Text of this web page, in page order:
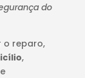
do
o reparo,
,